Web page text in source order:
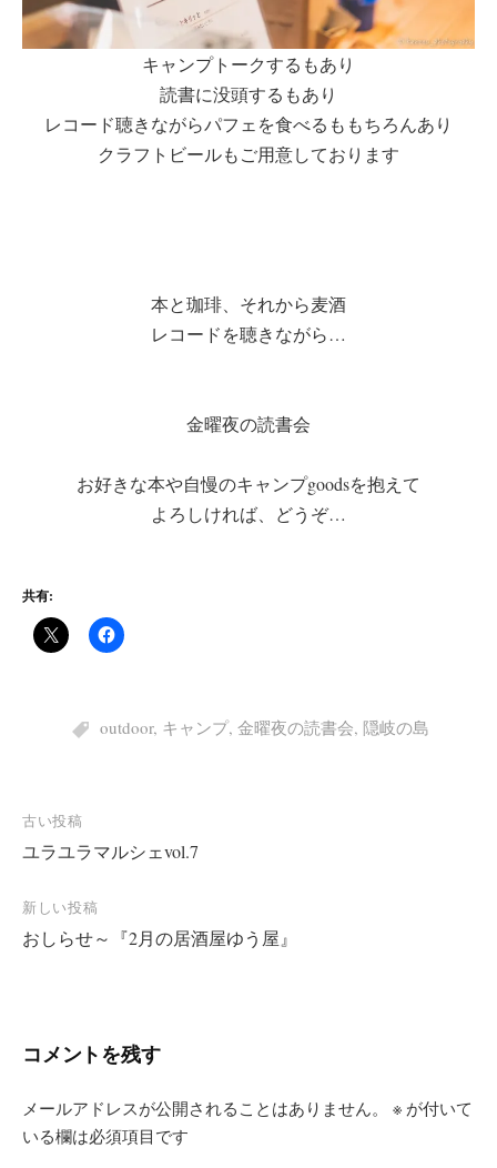
キャンプトークするもあり
読書に没頭するもあり
レコード聴きながらパフェを食べるももちろんあり
クラフトビールもご用意しております
本と珈琲、それから麦酒
レコードを聴きながら…
金曜夜の読書会
お好きな本や自慢のキャンプgoodsを抱えて
よろしければ、どうぞ…
共有:
outdoor, キャンプ, 金曜夜の読書会, 隠岐の島
投
稿
ナ
ビ
ゲ
ョ
古い投稿
ユラユラマルシェvol.7
新しい投稿
おしらせ～『2月の居酒屋ゆう屋』
コメントを残す
メールアドレスが公開されることはありません。 ※ が付いて
いる欄は必須項目です